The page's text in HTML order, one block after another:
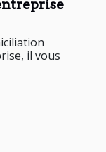
il vous